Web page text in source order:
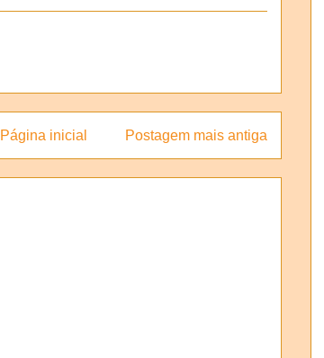
Postagem mais antiga
Página inicial